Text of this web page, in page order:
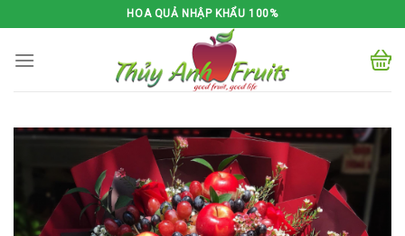
to
content
HOA QUẢ NHẬP KHẨU 100%